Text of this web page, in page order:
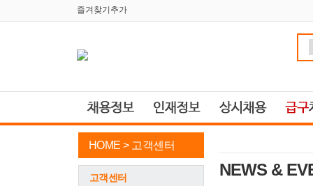
즐겨찾기추가
HOME > 고객센터
고객센터 NEWS &